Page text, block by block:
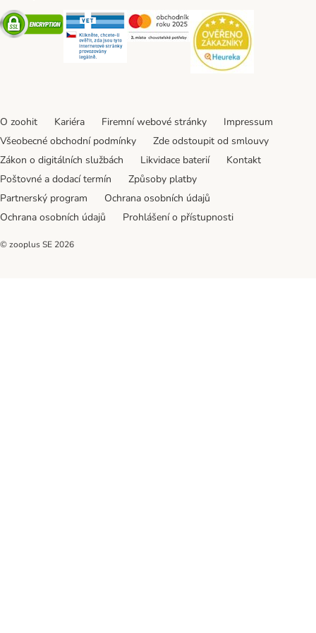
Security Security Security
O zoohit Kariéra Firemní webové stránky
Impressum
Všeobecné obchodní podmínky
Zde odstoupit od smlouvy
Zákon o digitálních službách
Likvidace baterií
Kontakt
Poštovné a dodací termín
Způsoby platby
Partnerský program
Ochrana osobních údajů
Ochrana osobních údajů
Prohlášení o přístupnosti
© zooplus SE 2026